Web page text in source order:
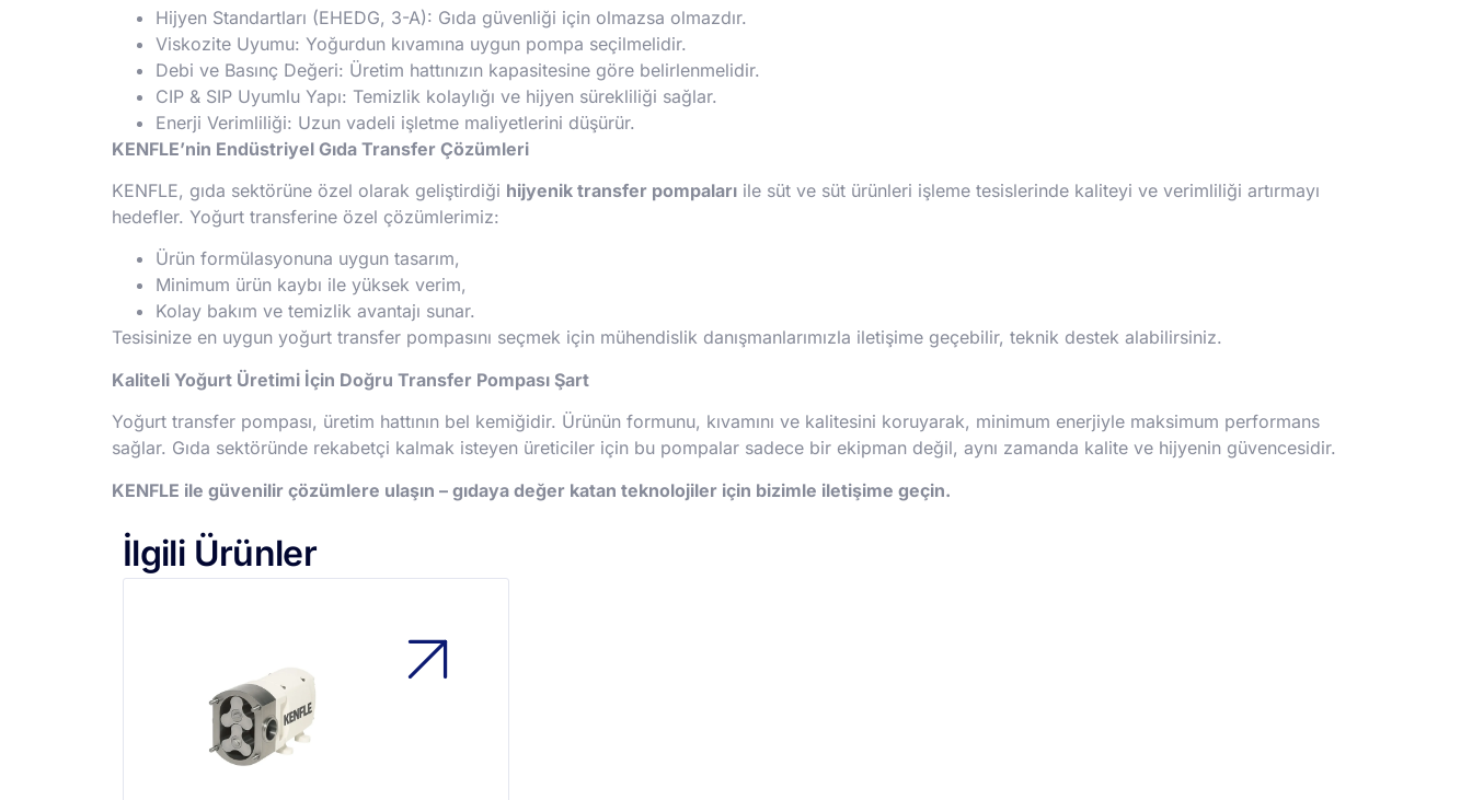
Hijyen Standartları (EHEDG, 3-A): Gıda güvenliği için olmazsa olmazdır.
Viskozite Uyumu: Yoğurdun kıvamına uygun pompa seçilmelidir.
Debi ve Basınç Değeri: Üretim hattınızın kapasitesine göre belirlenmelidir.
CIP & SIP Uyumlu Yapı: Temizlik kolaylığı ve hijyen sürekliliği sağlar.
Enerji Verimliliği: Uzun vadeli işletme maliyetlerini düşürür.
KENFLE’nin Endüstriyel Gıda Transfer Çözümleri
KENFLE, gıda sektörüne özel olarak geliştirdiği hijyenik transfer pompaları ile süt ve süt ürünleri işleme tesislerinde kaliteyi ve verimliliği artırmayı
hedefler. Yoğurt transferine özel çözümlerimiz:
Ürün formülasyonuna uygun tasarım,
Minimum ürün kaybı ile yüksek verim,
Kolay bakım ve temizlik avantajı sunar.
Tesisinize en uygun yoğurt transfer pompasını seçmek için mühendislik danışmanlarımızla iletişime geçebilir, teknik destek alabilirsiniz.
Kaliteli Yoğurt Üretimi İçin Doğru Transfer Pompası Şart
Yoğurt transfer pompası, üretim hattının bel kemiğidir. Ürünün formunu, kıvamını ve kalitesini koruyarak, minimum enerjiyle maksimum performans
sağlar. Gıda sektöründe rekabetçi kalmak isteyen üreticiler için bu pompalar sadece bir ekipman değil, aynı zamanda kalite ve hijyenin güvencesidir.
KENFLE ile güvenilir çözümlere ulaşın – gıdaya değer katan teknolojiler için bizimle iletişime geçin.
İlgili Ürünler